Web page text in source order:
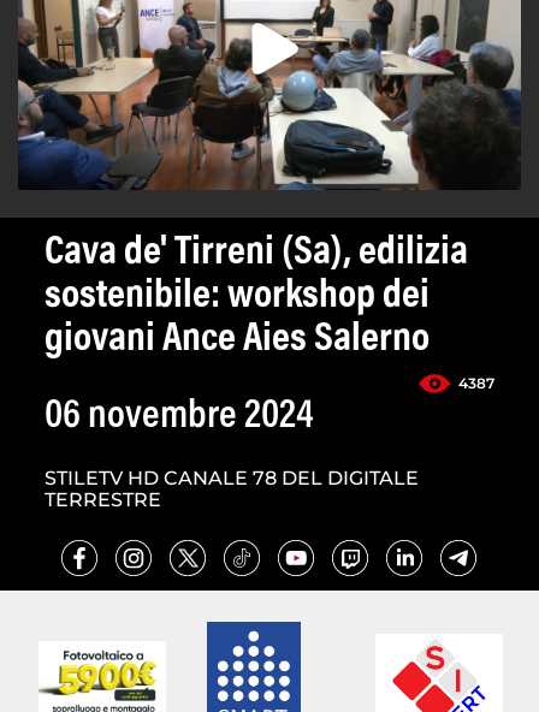
Cava de' Tirreni (Sa), edilizia
sostenibile: workshop dei
giovani Ance Aies Salerno
4387
06 novembre 2024
STILETV HD CANALE 78 DEL DIGITALE
TERRESTRE